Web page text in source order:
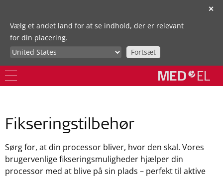
✕
Vælg et andet land for at se indhold, der er relevant
for din placering.
Fortsæt
Fikseringstilbehør
Sørg for, at din processor bliver, hvor den skal. Vores
brugervenlige fikseringsmuligheder hjælper din
processor med at blive på sin plads – perfekt til aktive